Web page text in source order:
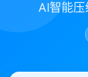
AI智能